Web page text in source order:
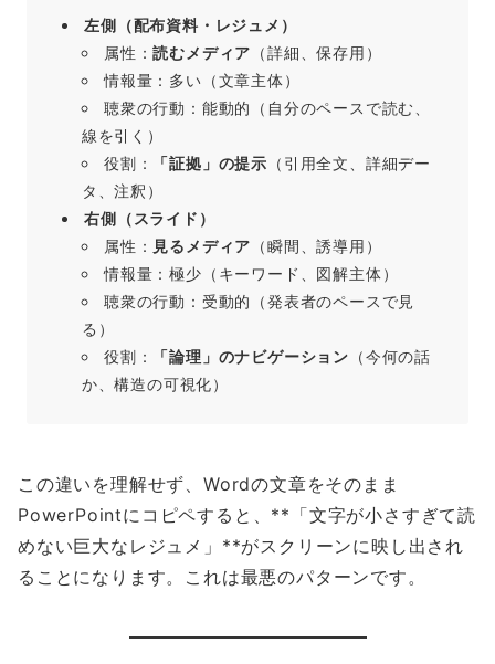
左側（配布資料・レジュメ）
属性：読むメディア （詳細、保存用）
情報量：多い（文章主体）
聴衆の行動：能動的（自分のペースで読む、
線を引く）
役割：
「証拠」の提示 （引用全文、詳細デー
タ、注釈）
右側（スライド）
属性： 見るメディア （瞬間、誘導用）
情報量：極少（キーワード、図解主体）
聴衆の行動：受動的（発表者のペースで見
る）
役割：
「論理」のナビゲーション （今何の話
か、構造の可視化）
この違いを理解せず、Wordの文章をそのまま
PowerPointにコピペすると、**「文字が小さすぎて読
めない巨大なレジュメ」**がスクリーンに映し出され
ることになります。これは最悪のパターンです。